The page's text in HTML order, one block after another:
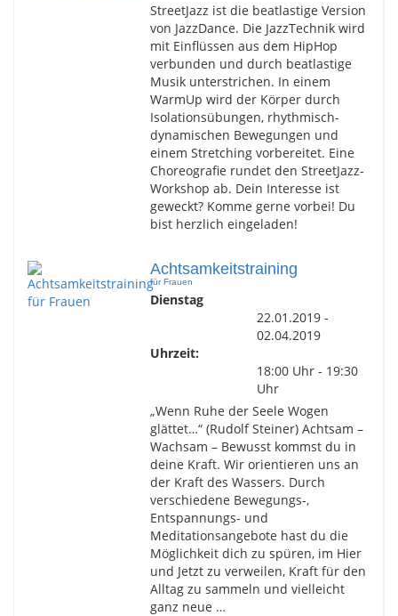
StreetJazz ist die beatlastige Version
von JazzDance. Die JazzTechnik wird
mit Einflüssen aus dem HipHop
verbunden und durch beatlastige
Musik unterstrichen. In einem
WarmUp wird der Körper durch
Isolationsübungen, rhythmisch-
dynamischen Bewegungen und
einem Stretching vorbereitet. Eine
Choreografie rundet den StreetJazz-
Workshop ab. Dein Interesse ist
geweckt? Komme gerne vorbei! Du
bist herzlich eingeladen!
Achtsamkeitstraining
für Frauen
Dienstag
22.01.2019 -
02.04.2019
Uhrzeit:
18:00 Uhr - 19:30
Uhr
„Wenn Ruhe der Seele Wogen
glättet…“ (Rudolf Steiner) Achtsam –
Wachsam – Bewusst kommst du in
deine Kraft. Wir orientieren uns an
der Kraft des Wassers. Durch
verschiedene Bewegungs-,
Entspannungs- und
Meditationsangebote hast du die
Möglichkeit dich zu spüren, im Hier
und Jetzt zu verweilen, Kraft für den
Alltag zu sammeln und vielleicht
ganz neue …